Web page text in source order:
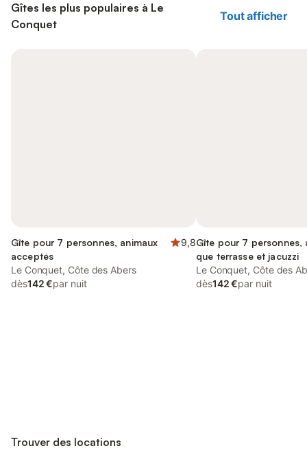
Gîtes les plus populaires à Le
Conquet
Tout afficher
Gîte pour 7 personnes, animaux
acceptés
9,8
Le Conquet, Côte des Abers
dès142 €par nuit
Gîte pour 7 personnes,
que terrasse et jacuzzi
Le Conquet, Côte des
dès142 €par nuit
Trouver des locations